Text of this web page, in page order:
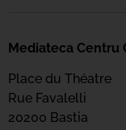
Mediateca Centru
Place du Théatre
Rue Favalelli
20200 Bastia